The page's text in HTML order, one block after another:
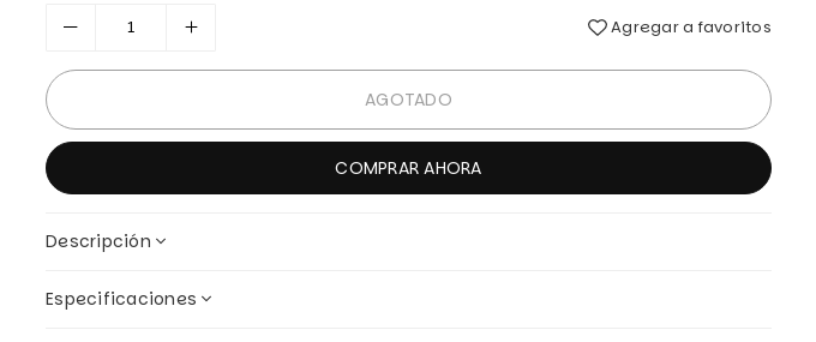
Agregar a favoritos
AGOTADO
COMPRAR AHORA
Descripción
Especificaciones